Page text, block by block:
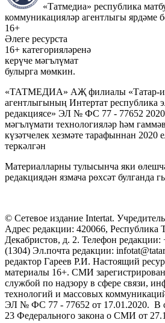
«Татмедиа» республика
коммуникацияләр агентлыгы ярдәме
16+
Әлеге ресурста
16+ категорияләренә
керүче мәгълүмат
булырга мөмкин.
«ТАТМЕДИА» АҖ филиалы «Татар-
агентлыгының Интертат республика
редакциясе» ЭЛ № ФС 77 - 77652 2020
мәгълүмати технологияләр һәм
күзәтчелек хезмәте тарафыннан
теркәлгән
Материалларны тулысынча яки
редакциядән язмача рөхсәт булганда
© Сетевое издание Intertat.
Адрес редакции: 420066, Республика
Декабристов, д. 2. Телефон редакции:
(1304) Эл.почта редакции:
редактор Гареев Р.И. Настоящий
материалы 16+. СМИ
службой по надзору в сфере связи,
технологий и массовых
ЭЛ № ФС 77 - 77652 от 17.01.2020. В
23 Федерального закона о СМИ от